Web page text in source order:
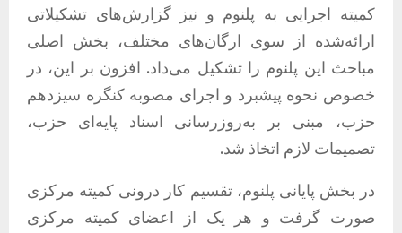
کمیته اجرایی به پلنوم و نیز گزارش‌های تشکیلاتی
ارائه‌شده از سوی ارگان‌های مختلف، بخش اصلی
مباحث این پلنوم را تشکیل می‌داد. افزون بر این، در
خصوص نحوه پیشبرد و اجرای مصوبه کنگره سیزدهم
حزب، مبنی بر به‌روزرسانی اسناد پایه‌ای حزب،
تصمیمات لازم اتخاذ شد.
در بخش پایانی پلنوم، تقسیم کار درونی کمیته مرکزی
صورت گرفت و هر یک از اعضای کمیته مرکزی